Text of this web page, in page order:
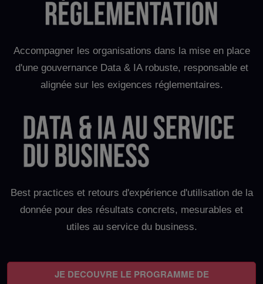
Accompagner les organisations dans la mise en place
d'une gouvernance Data & IA robuste, responsable et
alignée sur les exigences réglementaires.
Best practices et retours d'expérience d'utilisation de la
donnée pour des résultats concrets, mesurables et
utiles au service du business.
JE DECOUVRE LE PROGRAMME DE